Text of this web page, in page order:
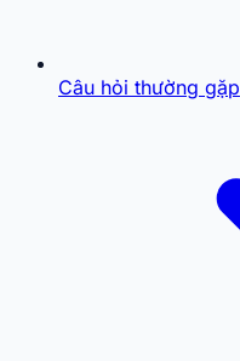
Câu hỏi thường gặp